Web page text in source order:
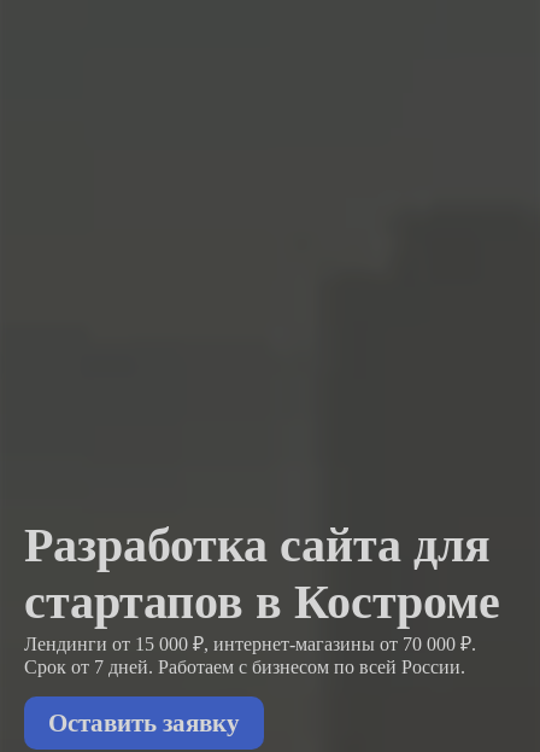
Разработка сайта для
стартапов в Костроме
Лендинги от 15 000 ₽, интернет-магазины от 70 000 ₽.
Срок от 7 дней. Работаем с бизнесом по всей России.
Оставить заявку